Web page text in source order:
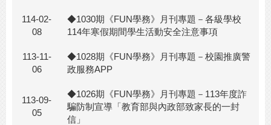
114-02-
08
◆1030期《FUN學務》月刊專題－各級學校
114年寒假期間學生活動安全注意事項
113-11-
06
◆1028期《FUN學務》月刊專題－校園推廣警
政服務APP
113-09-
05
◆1026期《FUN學務》月刊專題－113年度詐
騙防制宣導「教育部與內政部致家長的一封
信」